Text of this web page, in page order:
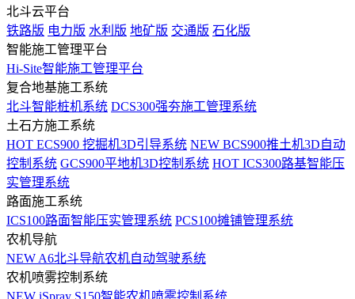
北斗云平台
铁路版 电力版 水利版 地矿版 交通版 石化版
智能施工管理平台
Hi-Site智能施工管理平台
复合地基施工系统
北斗智能桩机系统 DCS300强夯施工管理系统
土石方施工系统
HOT ECS900 挖掘机3D引导系统 NEW BCS900推土机3D自动
控制系统 GCS900平地机3D控制系统 HOT ICS300路基智能压
实管理系统
路面施工系统
ICS100路面智能压实管理系统 PCS100摊铺管理系统
农机导航
NEW A6北斗导航农机自动驾驶系统
农机喷雾控制系统
NEW iSpray S150智能农机喷雾控制系统